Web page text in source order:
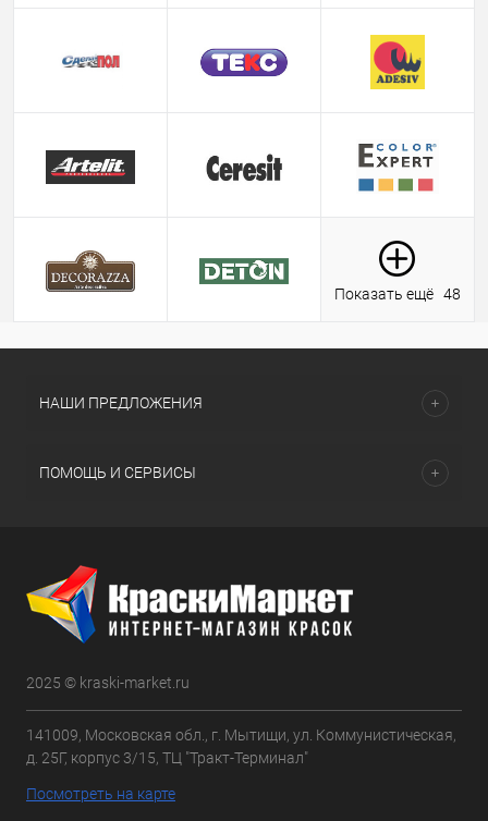
Показать ещё 48
НАШИ ПРЕДЛОЖЕНИЯ
ПОМОЩЬ И СЕРВИСЫ
2025 © kraski-market.ru
141009, Московская обл., г. Мытищи, ул. Коммунистическая,
д. 25Г, корпус 3/15, ТЦ "Тракт-Терминал"
Посмотреть на карте